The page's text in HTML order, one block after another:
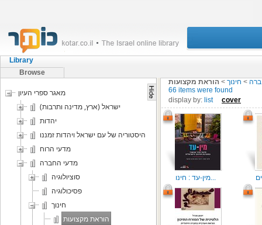
Library
Browse
מאגר ספרי העיון
ישראל (ארץ, מדינה ותרבות)
יהדות
היסטוריה של עם ישראל ויהדות זמננו
מדעי הרוח
מדעי החברה
סוציולוגיה
פסיכולוגיה
חינוך
הוראת מקצועות
> חינוך > הוראת מקצועות
66 items were found
display by: list cover
מין-עד : חינו...